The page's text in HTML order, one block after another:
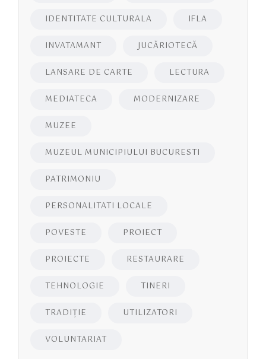
IDENTITATE CULTURALA IFLA
INVATAMANT JUCĂRIOTECĂ
LANSARE DE CARTE LECTURA
MEDIATECA MODERNIZARE
MUZEE
MUZEUL MUNICIPIULUI BUCURESTI
PATRIMONIU
PERSONALITATI LOCALE
POVESTE PROIECT
PROIECTE RESTAURARE
TEHNOLOGIE TINERI
TRADIȚIE UTILIZATORI
VOLUNTARIAT